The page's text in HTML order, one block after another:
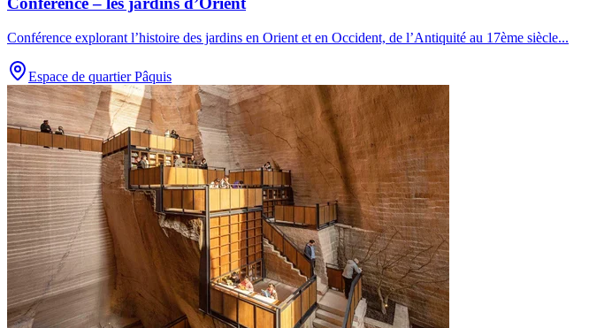
Conférence explorant l’histoire des jardins en Orient et en Occident, de l’Antiquité au 17ème siècle...
Espace de quartier Pâquis